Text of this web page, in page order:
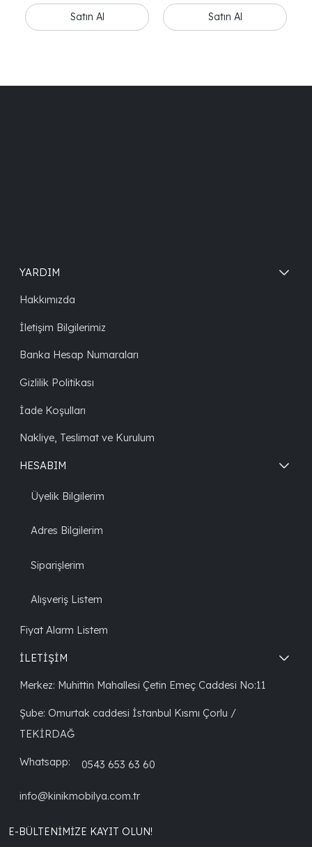
YARDIM
Hakkımızda
İletişim Bilgilerimiz
Banka Hesap Numaraları
Gizlilik Politikası
İade Koşulları
Nakliye, Teslimat ve Kurulum
HESABIM
Üyelik Bilgilerim
Adres Bilgilerim
Siparişlerim
Alışveriş Listem
Fiyat Alarm Listem
İLETİŞİM
Merkez: Muhittin Mahallesi Çetin Emeç Caddesi No:11
Şube: Omurtak caddesi İstanbul Kısmı Çorlu /
TEKİRDAĞ
Whatsapp: 0543 653 63 60
info@kinikmobilya.com.tr
E-BÜLTENIMIZE KAYIT OLUN!